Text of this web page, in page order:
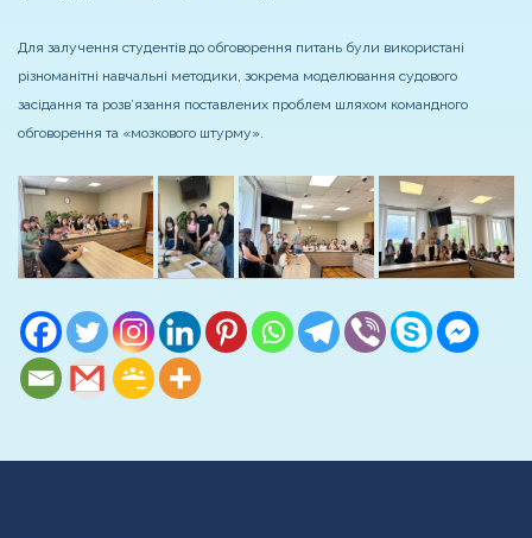
Для залучення студентів до обговорення питань були використані
різноманітні навчальні методики, зокрема моделювання судового
засідання та розв’язання поставлених проблем шляхом командного
обговорення та «мозкового штурму».